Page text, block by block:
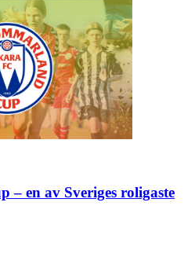
– en av Sveriges roligaste